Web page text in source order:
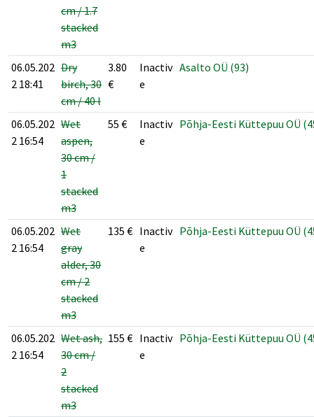
cm / 1.7
stacked
m3
06.05.202
2 18:41
Dry
birch, 30
cm / 40 l
3.80
€
Inactiv
e
Asalto OÜ (93)
06.05.202
2 16:54
Wet
aspen,
30 cm /
1
stacked
m3
55 €
Inactiv
e
Põhja-Eesti Küttepuu OÜ
06.05.202
2 16:54
Wet
gray
alder, 30
cm / 2
stacked
m3
135 € Inactiv
e
Põhja-Eesti Küttepuu OÜ
06.05.202
2 16:54
Wet ash,
30 cm /
2
stacked
m3
155 € Inactiv
e
Põhja-Eesti Küttepuu OÜ